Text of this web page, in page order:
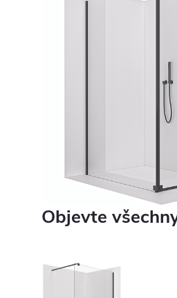
Objevte